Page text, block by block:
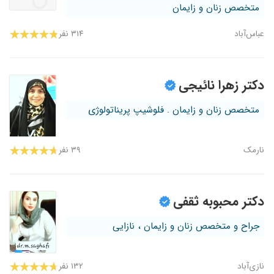
متخصص زنان و زایمان
عباس‌آباد ۳۱۴ نفر
دکتر زهرا نائیجی
متخصص زنان و زایمان . فلوشیپ پریناتولوژی
نارمک ۳۹ نفر
دکتر محبوبه ثقفی
جراح و متخصص زنان و زایمان ، نازایی
نازی‌آباد ۱۳۲ نفر